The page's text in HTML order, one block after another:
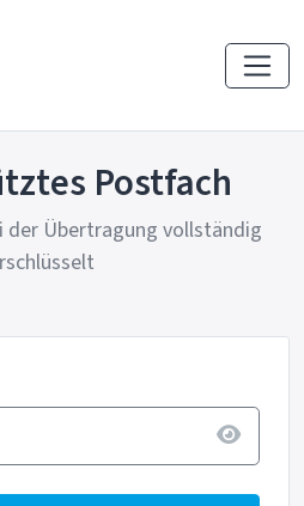
Postfach
der Übertragung vollständig